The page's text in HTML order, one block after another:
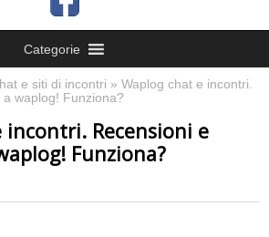
Categorie
e siti di incontri » Waplog chat e incontri.
waplog! Funziona?
incontri. Recensioni e
Funziona?